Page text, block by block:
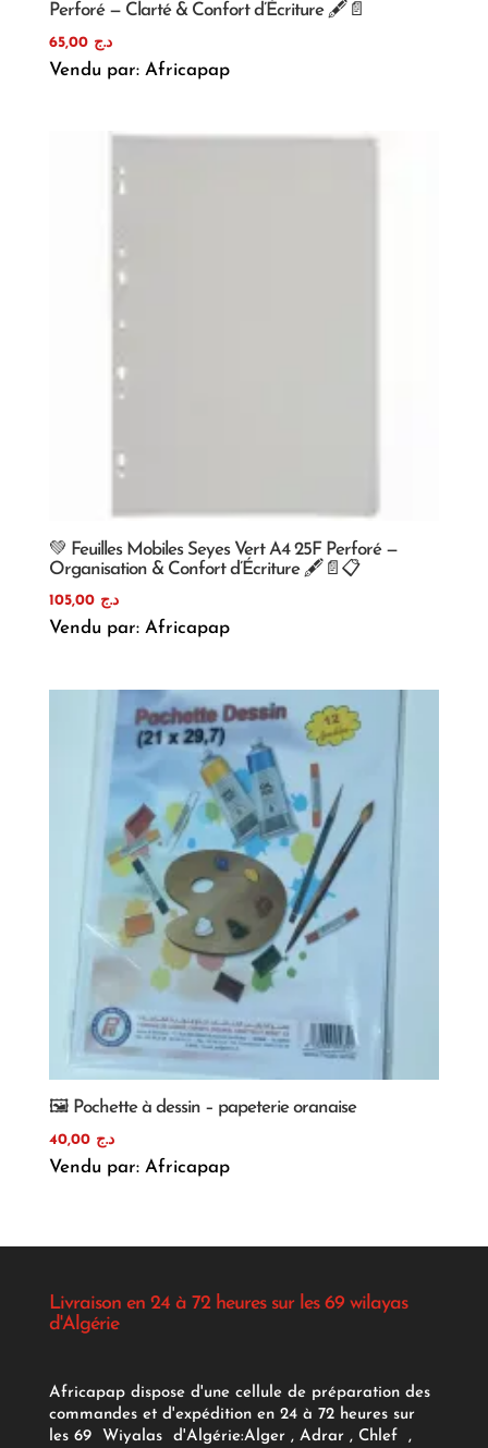
Perforé — Clarté & Confort d’Écriture 🖋️📄
د.ج 65,00
Vendu par: Africapap
💚 Feuilles Mobiles Seyes Vert A4 25F Perforé —
Organisation & Confort d’Écriture 🖋️📄📋
د.ج 105,00
Vendu par: Africapap
🖼️ Pochette à dessin – papeterie oranaise
د.ج 40,00
Vendu par: Africapap
Livraison en 24 à 72 heures sur les 69 wilayas
d'Algérie
Africapap dispose d'une cellule de préparation des
commandes et d'expédition en 24 à 72 heures sur
les 69 Wiyalas d'Algérie:Alger , Adrar, Chlef ,